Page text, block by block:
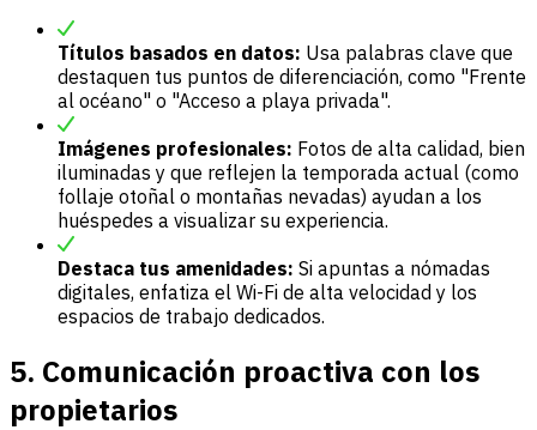
Títulos basados en datos: Usa palabras clave que
destaquen tus puntos de diferenciación, como "Frente
al océano" o "Acceso a playa privada".
Imágenes profesionales: Fotos de alta calidad, bien
iluminadas y que reflejen la temporada actual (como
follaje otoñal o montañas nevadas) ayudan a los
huéspedes a visualizar su experiencia.
Destaca tus amenidades: Si apuntas a nómadas
digitales, enfatiza el Wi-Fi de alta velocidad y los
espacios de trabajo dedicados.
5. Comunicación proactiva con los
propietarios